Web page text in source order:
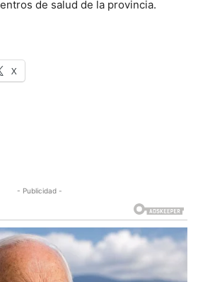
de salud de la provincia.
X
- Publicidad -